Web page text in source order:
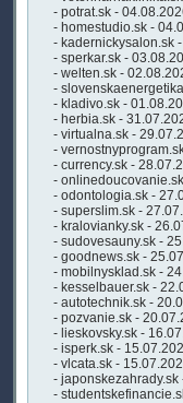
- potrat.sk -
- homestudio.sk -
- kadernickysalon.sk
- sperkar.sk -
- welten.sk -
-
- kladivo.sk -
- herbia.sk -
- virtualna.sk -
-
- currency.sk -
-
- odontologia.sk -
- superslim.sk -
- kralovianky.sk -
- sudovesauny.sk -
- goodnews.sk -
- mobilnysklad.sk -
- kesselbauer.sk -
- autotechnik.sk -
- pozvanie.sk -
- lieskovsky.sk -
- isperk.sk -
- vlcata.sk -
- japonskezahrady.sk
-